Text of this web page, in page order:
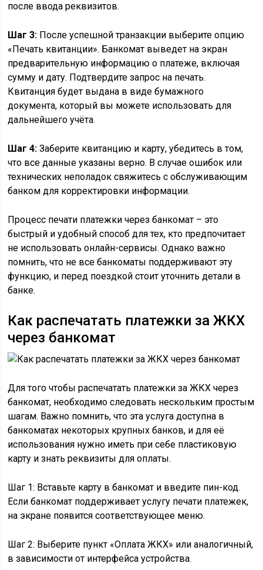
после ввода реквизитов.
Шаг 3: После успешной транзакции выберите опцию
«Печать квитанции». Банкомат выведет на экран
предварительную информацию о платеже, включая
сумму и дату. Подтвердите запрос на печать.
Квитанция будет выдана в виде бумажного
документа, который вы можете использовать для
дальнейшего учёта.
Шаг 4: Заберите квитанцию и карту, убедитесь в том,
что все данные указаны верно. В случае ошибок или
технических неполадок свяжитесь с обслуживающим
банком для корректировки информации.
Процесс печати платежки через банкомат – это
быстрый и удобный способ для тех, кто предпочитает
не использовать онлайн-сервисы. Однако важно
помнить, что не все банкоматы поддерживают эту
функцию, и перед поездкой стоит уточнить детали в
банке.
Как распечатать платежки за ЖКХ
через банкомат
Для того чтобы распечатать платежки за ЖКХ через
банкомат, необходимо следовать нескольким простым
шагам. Важно помнить, что эта услуга доступна в
банкоматах некоторых крупных банков, и для её
использования нужно иметь при себе пластиковую
карту и знать реквизиты для оплаты.
Шаг 1: Вставьте карту в банкомат и введите пин-код.
Если банкомат поддерживает услугу печати платежек,
на экране появится соответствующее меню.
Шаг 2: Выберите пункт «Оплата ЖКХ» или аналогичный,
в зависимости от интерфейса устройства.